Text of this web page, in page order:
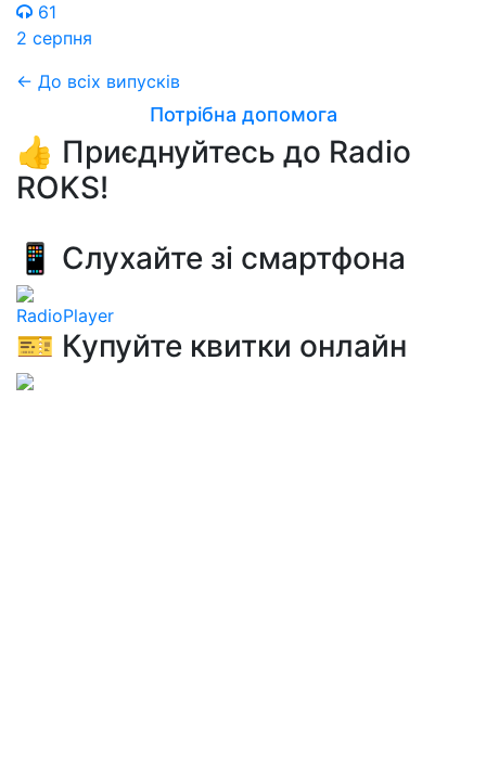
61
2 серпня
← До всіх випусків
Потрібна допомога
👍 Приєднуйтесь до Radio
ROKS!
📱 Слухайте зі смартфона
RadioPlayer
🎫 Купуйте квитки онлайн